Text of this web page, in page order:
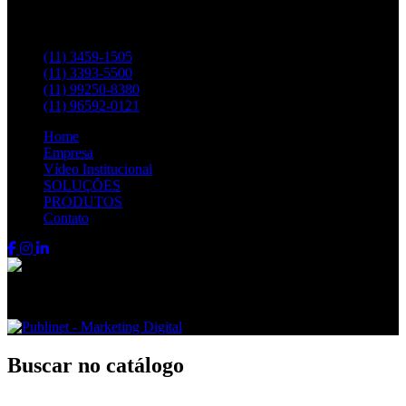
(11) 3459-1505
(11) 3393-5500
(11) 99250-8380
(11) 96592-0121
Home
Empresa
Vídeo Institucional
SOLUÇÕES
PRODUTOS
Contato
Buscar no catálogo